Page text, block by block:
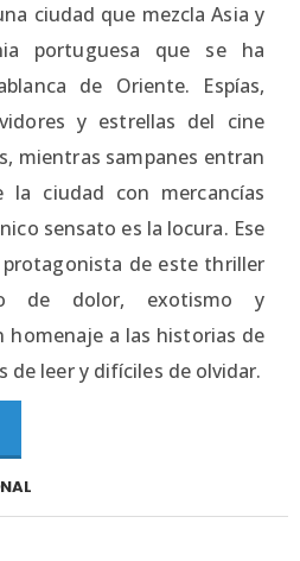
ciudad que mezcla Asia y
portuguesa que se ha
de Oriente. Espías,
y estrellas del cine
mientras sampanes entran
ciudad con mercancías
sensato es la locura. Ese
protagonista de este thriller
de dolor, exotismo y
homenaje a las historias de
de leer y difíciles de olvidar.